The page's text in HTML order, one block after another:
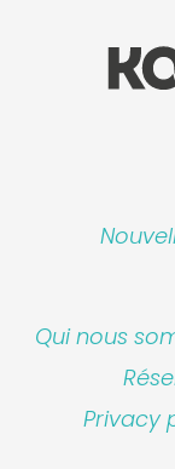
Qui nous
Privacy